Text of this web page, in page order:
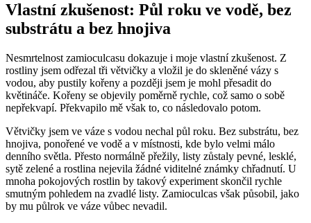
Vlastní zkušenost: Půl roku ve vodě, bez
substrátu a bez hnojiva
Nesmrtelnost zamioculcasu dokazuje i moje vlastní zkušenost. Z
rostliny jsem odřezal tři větvičky a vložil je do skleněné vázy s
vodou, aby pustily kořeny a později jsem je mohl přesadit do
květináče. Kořeny se objevily poměrně rychle, což samo o sobě
nepřekvapí. Překvapilo mě však to, co následovalo potom.
Větvičky jsem ve váze s vodou nechal půl roku. Bez substrátu, bez
hnojiva, ponořené ve vodě a v místnosti, kde bylo velmi málo
denního světla. Přesto normálně přežily, listy zůstaly pevné, lesklé,
sytě zelené a rostlina nejevila žádné viditelné známky chřadnutí. U
mnoha pokojových rostlin by takový experiment skončil rychle
smutným pohledem na zvadlé listy. Zamioculcas však působil, jako
by mu půlrok ve váze vůbec nevadil.